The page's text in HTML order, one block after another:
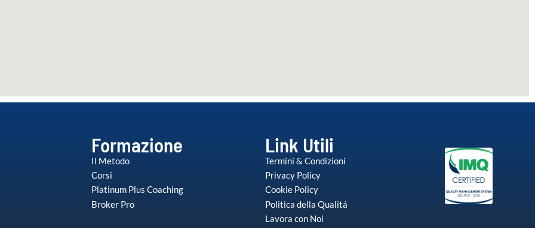
Formazione
Il Metodo
Corsi
Platinum Plus Coaching
Broker Pro
Link Utili
Termini & Condizioni
Privacy Policy
Cookie Policy
Politica della Qualitá
Lavora con Noi